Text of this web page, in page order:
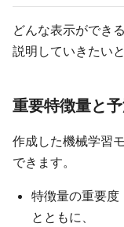
どんな表示ができ
説明していきたい
重要特徴量と
作成した機械学習
できます。
特徴量の重要度
とともに、